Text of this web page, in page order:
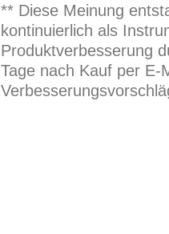
** Diese Meinung
kontinuierlich als
Produktverbesserung
Tage nach Kauf per E-